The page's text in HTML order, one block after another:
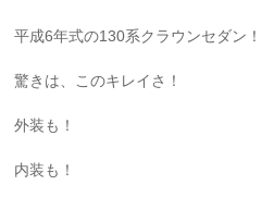
平成6年式の130系クラウンセダン！
驚きは、このキレイさ！
外装も！
内装も！